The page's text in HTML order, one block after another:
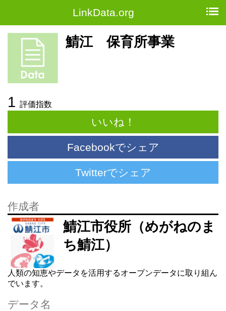
LinkData.org
鯖江 保育所事業
1 評価指数
いいね！
Facebookでシェア
Twitterでシェア
作成者
鯖江市役所（めがねのま
ち鯖江）
人類の知恵やデータを活用するオープンデータに取り組ん
でいます。
データ名